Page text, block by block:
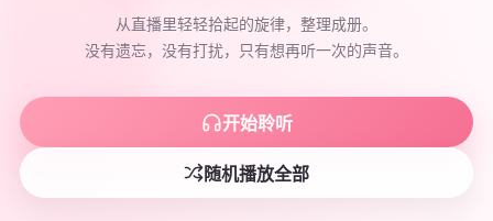
从直播里轻轻拾起的旋律，整理成册。
没有遗忘，没有打扰，只有想再听一次的声音。
开始聆听
随机播放全部